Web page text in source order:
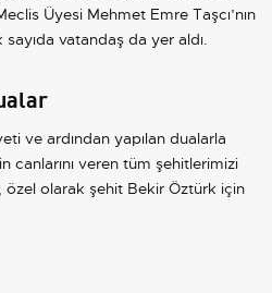
Üyesi Mehmet Emre Taşcı’nın
vatandaş da yer aldı.
ve ardından yapılan dualarla
canlarını veren tüm şehitlerimizi
olarak şehit Bekir Öztürk için